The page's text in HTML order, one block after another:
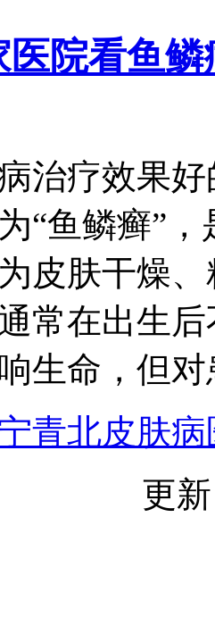
院看鱼
治疗效果
“鱼鳞癣”
皮肤干燥
常在出生
生命，但
青北皮肤病
更